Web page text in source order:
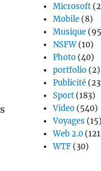
Microsoft
Mobile (8)
Musique
NSFW(10)
Photo (40)
portfolio (2)
Publicité
Sport (183)
Video (540)
Voyages (15)
Web 2.0
WTF (30)